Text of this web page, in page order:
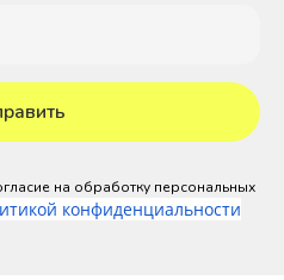
на обработку персональных
конфиденциальности